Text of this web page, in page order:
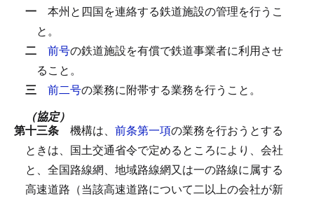
一 本州と四国を連絡する鉄道施設の管理を行うこ
と。
二 前号の鉄道施設を有償で鉄道事業者に利用させ
ること。
三 前二号の業務に附帯する業務を行うこと。
（協定）
第十三条 機構は、 前条第一項の業務を行おうとする
ときは、国土交通省令で定めるところにより、会社
と、全国路線網、地域路線網又は一の路線に属する
高速道路（当該高速道路について二以上の会社が新